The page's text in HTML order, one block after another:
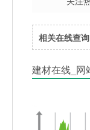
相关在线查询
建材在线_网